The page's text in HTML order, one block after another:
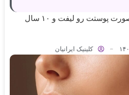
با ماساژ صورت پوستت رو لیفت و ۱۰ سال
کلینیک ایرانیان